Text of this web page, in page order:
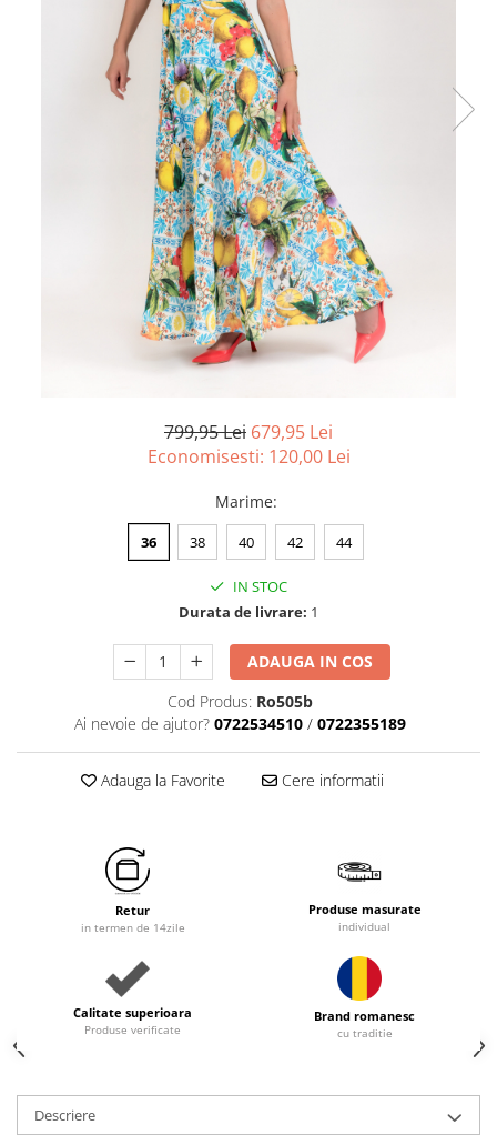
799,95 Lei 679,95 Lei
Economisesti: 120,00 Lei
Marime:
36 38 40 42 44
IN STOC
Durata de livrare: 1
ADAUGA IN COS
Cod Produs: Ro505b
Ai nevoie de ajutor? 0722534510 / 0722355189
Adauga la Favorite Cere informatii
Retur
in termen de 14zile
Produse masurate
individual
Calitate superioara
Produse verificate
Brand romanesc
cu traditie
Descriere